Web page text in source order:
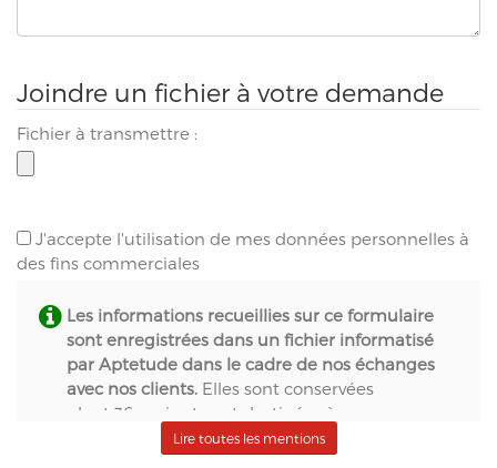
Joindre un fichier à votre demande
Fichier à transmettre :
J'accepte l'utilisation de mes données personnelles à
des fins commerciales
Les informations recueillies sur ce formulaire
sont enregistrées dans un fichier informatisé
par Aptetude dans le cadre de nos échanges
avec nos clients. Elles sont conservées
pendant 36 mois et sont destinées à :
- S.A.S. Aptetude (www.france-signaletique.com)
en qualité de propriétaire du site web et
Lire toutes les mentions